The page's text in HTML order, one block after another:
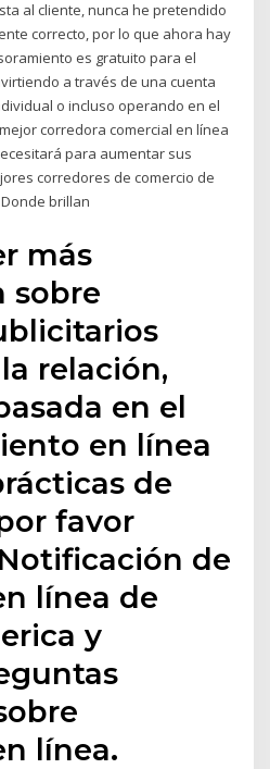
al cliente, nunca he pretendido
correcto, por lo que ahora hay
es gratuito para el
a través de una cuenta
o incluso operando en el
corredora comercial en línea
para aumentar sus
corredores de comercio de
brillan
más
sobre
relación,
en el
en línea
de
favor
de
línea de
y
línea.